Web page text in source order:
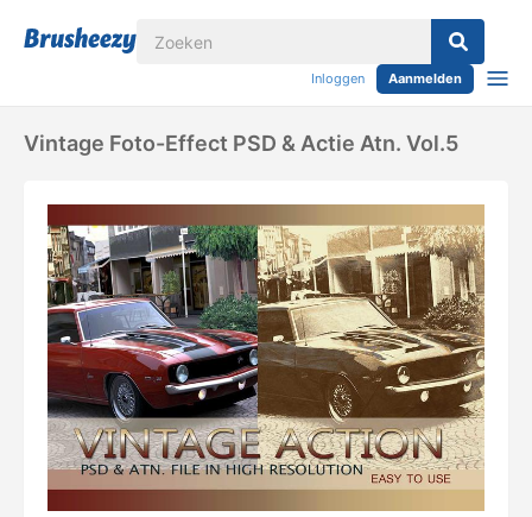
Inloggen Aanmelden
Vintage Foto-Effect PSD & Actie Atn. Vol.5